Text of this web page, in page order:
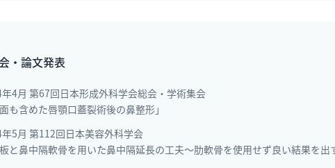
・論文発表
年4月 第67回日本形成外科学会総会・学術集会
面も含めた唇顎口蓋裂術後の鼻整形」
年5月 第112回日本美容外科学会
板と鼻中隔軟骨を用いた鼻中隔延長の工夫～肋軟骨を使用せず良い結果を出